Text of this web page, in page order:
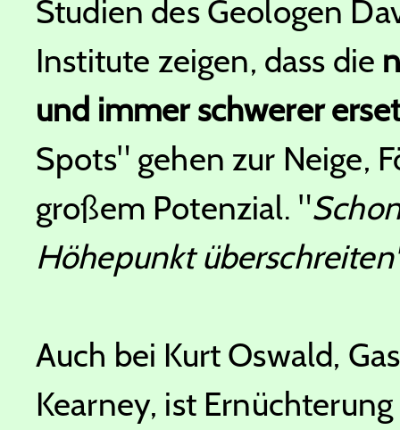
Studien des Geologen
Institute zeigen, dass die
und immer schwerer
Spots" gehen zur Neige,
großem Potenzial. "
Höhepunkt
Auch bei Kurt Oswald,
Kearney, ist